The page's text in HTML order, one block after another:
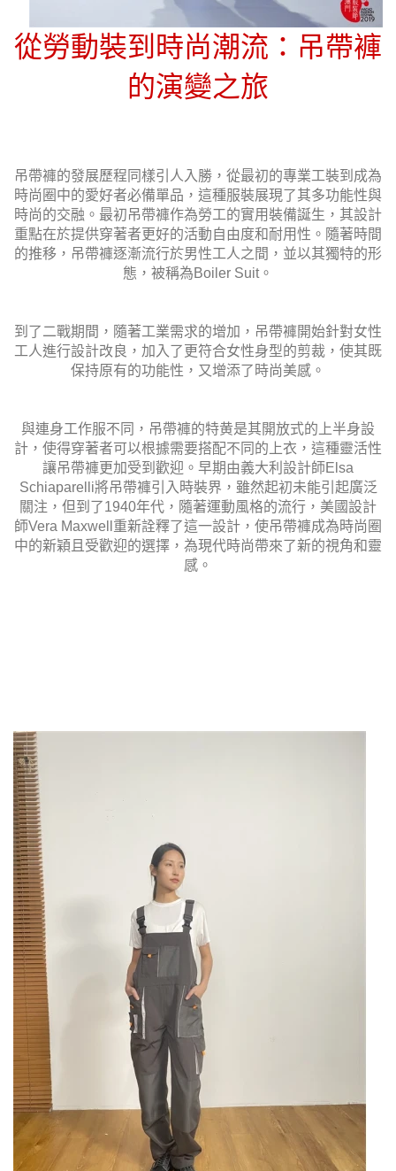
從勞動裝到時尚潮流：吊帶褲
的演變之旅
吊帶褲的發展歷程同樣引人入勝，從最初的專業工裝到成為
時尚圈中的愛好者必備單品，這種服裝展現了其多功能性與
時尚的交融。最初吊帶褲作為勞工的實用裝備誕生，其設計
重點在於提供穿著者更好的活動自由度和耐用性。隨著時間
的推移，吊帶褲逐漸流行於男性工人之間，並以其獨特的形
態，被稱為Boiler Suit。
到了二戰期間，隨著工業需求的增加，吊帶褲開始針對女性
工人進行設計改良，加入了更符合女性身型的剪裁，使其既
保持原有的功能性，又增添了時尚美感。
與連身工作服不同，吊帶褲的特黄是其開放式的上半身設
計，使得穿著者可以根據需要搭配不同的上衣，這種靈活性
讓吊帶褲更加受到歡迎。早期由義大利設計師Elsa
Schiaparelli將吊帶褲引入時裝界，雖然起初未能引起廣泛
關注，但到了1940年代，隨著運動風格的流行，美國設計
師Vera Maxwell重新詮釋了這一設計，使吊帶褲成為時尚圈
中的新穎且受歡迎的選擇，為現代時尚帶來了新的視角和靈
感。